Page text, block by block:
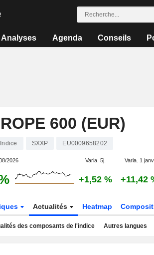
Analyses Agenda Conseils
600 (EUR)
Indice SXXP EU0009658202
2026 Varia. 5j. Varia. 1 janv.
+1,52 % +11,42
Actualités Heatmap
des composants de l'indice Autres langues